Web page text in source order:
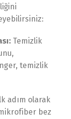
Temizlik
temizlik
adım olarak
bez